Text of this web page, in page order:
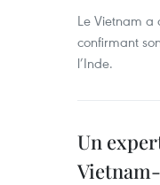
Le Vietnam a
confirmant
l’Inde.
Un